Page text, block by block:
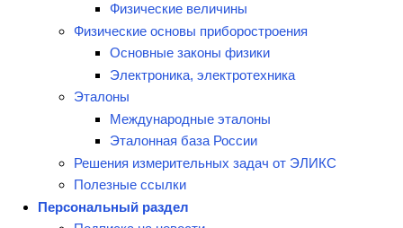
Физические величины
Физические основы приборостроения
Основные законы физики
Электроника, электротехника
Эталоны
Международные эталоны
Эталонная база России
Решения измерительных задач от ЭЛИКС
Полезные ссылки
Персональный раздел